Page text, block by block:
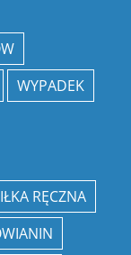
WYPADEK
RĘCZNA